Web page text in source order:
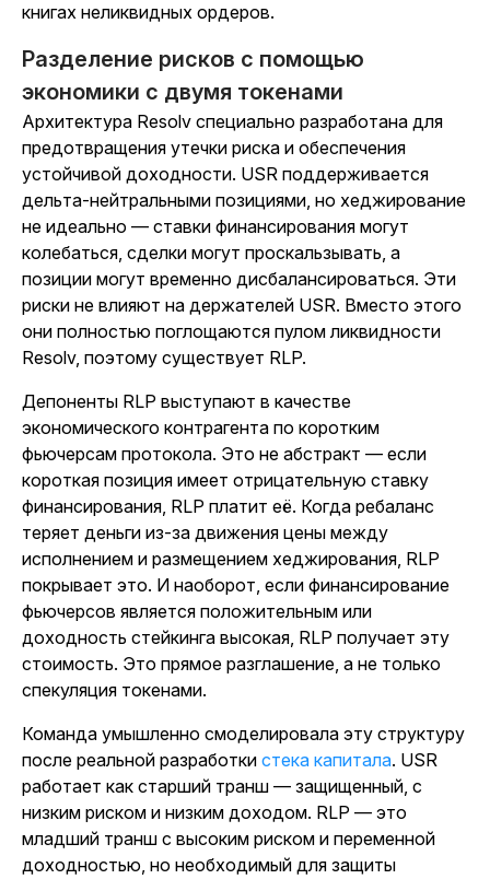
книгах неликвидных ордеров.
Разделение рисков с помощью
экономики с двумя токенами
Архитектура Resolv специально разработана для
предотвращения утечки риска и обеспечения
устойчивой доходности. USR поддерживается
дельта-нейтральными позициями, но хеджирование
не идеально — ставки финансирования могут
колебаться, сделки могут проскальзывать, а
позиции могут временно дисбалансироваться. Эти
риски не влияют на держателей USR. Вместо этого
они полностью поглощаются пулом ликвидности
Resolv, поэтому существует RLP.
Депоненты RLP выступают в качестве
экономического контрагента по коротким
фьючерсам протокола. Это не абстракт — если
короткая позиция имеет отрицательную ставку
финансирования, RLP платит её. Когда ребаланс
теряет деньги из-за движения цены между
исполнением и размещением хеджирования, RLP
покрывает это. И наоборот, если финансирование
фьючерсов является положительным или
доходность стейкинга высокая, RLP получает эту
стоимость. Это прямое разглашение, а не только
спекуляция токенами.
Команда умышленно смоделировала эту структуру
после реальной разработки стека капитала. USR
работает как старший транш — защищенный, с
низким риском и низким доходом. RLP — это
младший транш с высоким риском и переменной
доходностью, но необходимый для защиты